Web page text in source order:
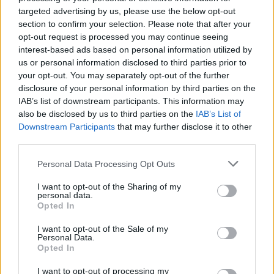
targeted advertising by us, please use the below opt-out
section to confirm your selection. Please note that after your
opt-out request is processed you may continue seeing
interest-based ads based on personal information utilized by
us or personal information disclosed to third parties prior to
your opt-out. You may separately opt-out of the further
disclosure of your personal information by third parties on the
IAB’s list of downstream participants. This information may
also be disclosed by us to third parties on the IAB’s List of
Downstream Participants that may further disclose it to other
Personal Data Processing Opt Outs
I want to opt-out of the Sharing of my
personal data.
Opted In
I want to opt-out of the Sale of my
Personal Data.
Opted In
I want to opt-out of processing my
Κατήφεια και κατάθλιψη κυριαρχούν στους
περισσότερους πλέον Έλληνες επαγγελματίες,
βιοτέχνες και εμπόρους οι οποίοι βλέπουν
επιχειρήσεις τους αφού η επίσημη πολιτεία δεν τους
προστατεύει. Αντιθέτως άφησε ανεξέλεγκτο το
παρεμπόριο και την ίδρυση μεγάλων καταστημάτων
ξένων αλυσίδων να απομυζούν τις μικρές
επιχειρήσεις. Μέσα από αυτό το σκοτεινό τοπίο οι
ενέργειες για την ελαχιστοποίηση των επιπτώσεων